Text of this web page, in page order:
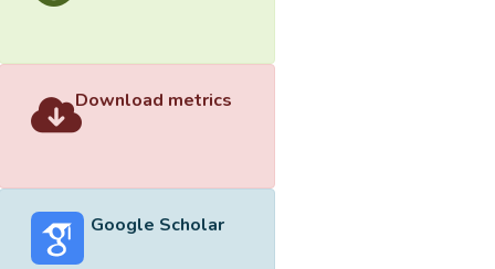
Download metrics
Google Scholar